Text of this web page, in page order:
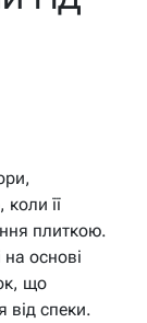
її
плиткою.
основі
що
від спеки.